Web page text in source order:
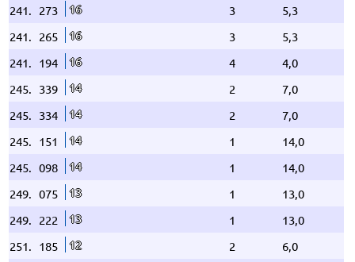
241. 273 16 3
5,3
241. 265 16 3
5,3
241. 194 16 4
4,0
245. 339 14 2
7,0
245. 334 14 2
7,0
245. 151 14 1
14,0
245. 098 14 1
14,0
249. 075 13 1
13,0
249. 222 13 1
13,0
251. 185 12 2
6,0